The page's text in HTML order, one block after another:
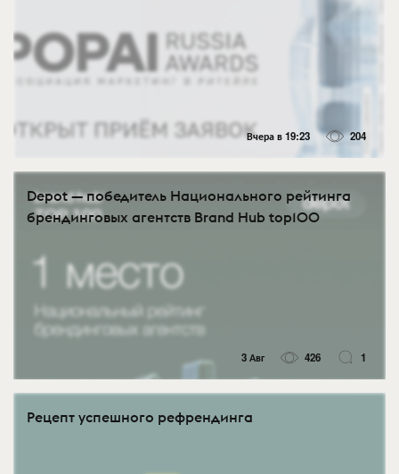
Вчера в 19:23 204
Depot — победитель Национального рейтинга
брендинговых агентств Brand Hub top100
3 Авг 426 1
Рецепт успешного рефрендинга